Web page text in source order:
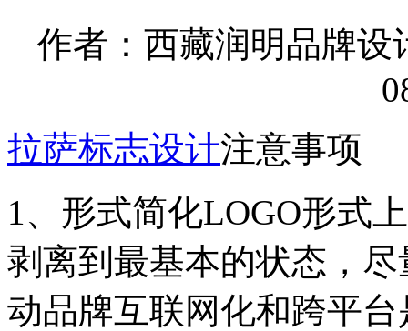
作者：西藏润明品牌设
拉萨标志设计注意事项
1、形式简化LOGO形式
剥离到最基本的状态，
动品牌互联网化和跨平